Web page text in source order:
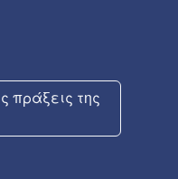
πράξεις της